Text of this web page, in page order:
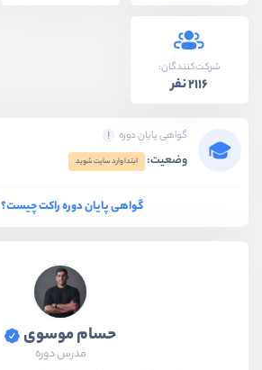
شرکت‌کنندگان:
2116 نفر
گواهی پایان دوره
وضعیت: ابتدا وارد سایت شوید
گواهی پایان دوره راکت چیست؟
حسام موسوی
مدرس دوره